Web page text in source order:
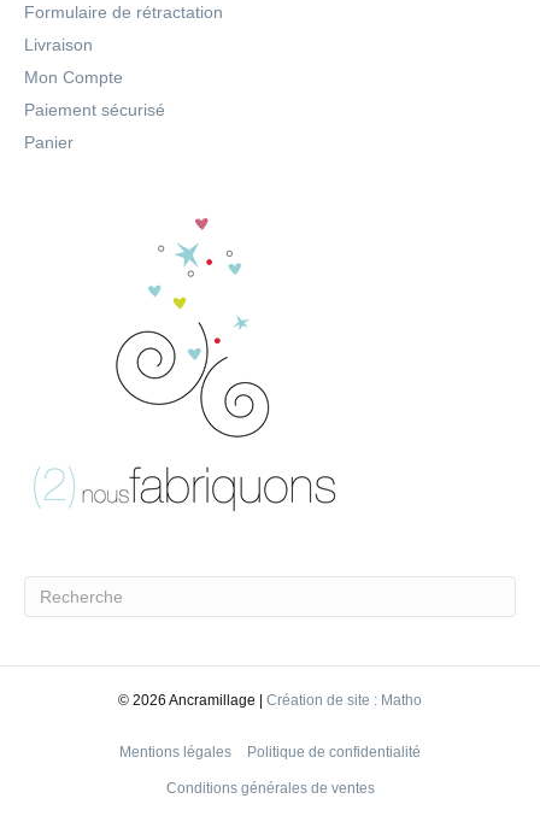
Formulaire de rétractation
Livraison
Mon Compte
Paiement sécurisé
Panier
© 2026 Ancramillage | Création de site : Matho
Mentions légales Politique de confidentialité
Conditions générales de ventes